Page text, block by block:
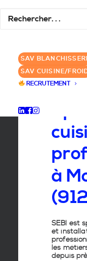
SAV
SAV CUISINE/
RECRUTEMENT
✆ 09 78
à
SEBI est
et
les
depuis